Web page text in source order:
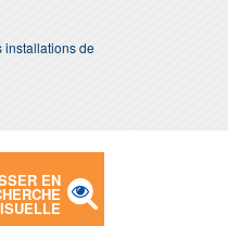
installations de
EN